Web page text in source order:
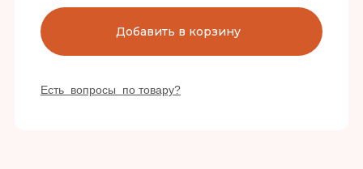
Добавить в корзину
Есть вопросы по товару?